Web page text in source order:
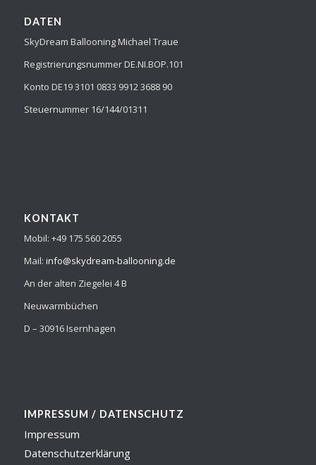
DATEN
SkyDream Ballooning Michael Traue
Registrierungsnummer DE.NI.BOP.101
Konto DE19 3101 0833 9912 3688 90
Steuernummer 16/144/01311
KONTAKT
Mobil: +49 175 560 2055
Mail: info@skydream-ballooning.de
An der alten Ziegelei 4 B
Neuwarmbüchen
D – 30916 Isernhagen
IMPRESSUM / DATENSCHUTZ
Impressum
Datenschutzerklärung